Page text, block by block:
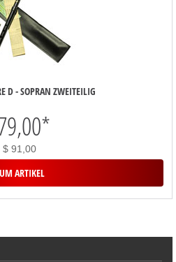
D - SOPRAN ZWEITEILIG
*
$ 91,00
ARTIKEL